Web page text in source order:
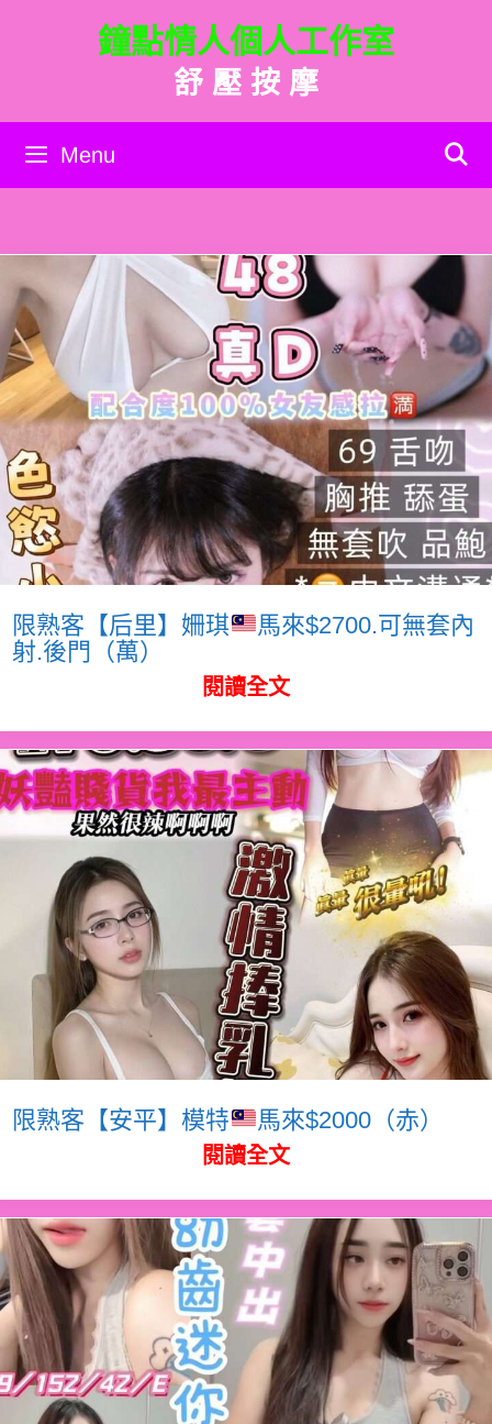
內
鐘點情人個人工作室
舒 壓 按 摩
Menu
限熟客【后里】姍琪
馬來$2700.可無套內
射.後門（萬）
閱讀全文
限熟客【安平】模特 馬來$2000（赤）
閱讀全文